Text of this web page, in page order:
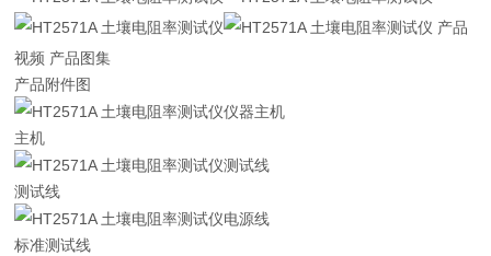
产品
视频 产品图集
产品附件图
主机
测试线
标准测试线